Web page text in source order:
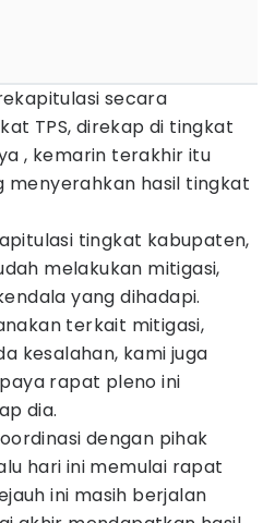
secara
TPS, direkap di tingkat
, kemarin terakhir itu
menyerahkan hasil tingkat
tingkat kabupaten,
melakukan mitigasi,
yang dihadapi.
terkait mitigasi,
kesalahan, kami juga
rapat pleno ini
dia.
dengan pihak
hari ini memulai rapat
ini masih berjalan